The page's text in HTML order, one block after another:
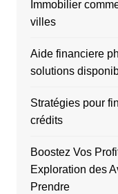
Immobilier
villes
Aide financiere
solutions
Stratégies pour
crédits
Boostez Vos
Exploration des
Prendre